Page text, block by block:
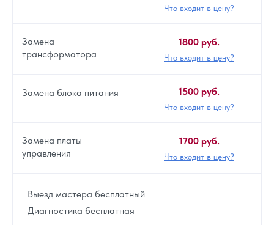
Что входит в цену?
Замена
трансформатора
1800 руб.
Что входит в цену?
Замена блока питания 1500 руб.
Что входит в цену?
Замена платы
управления
1700 руб.
Что входит в цену?
Выезд мастера бесплатный
Диагностика бесплатная